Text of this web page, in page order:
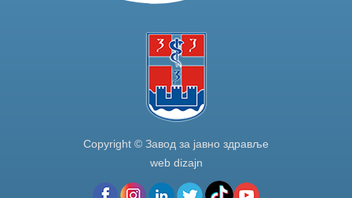
Copyright © Завод за јавно здравље
web dizajn